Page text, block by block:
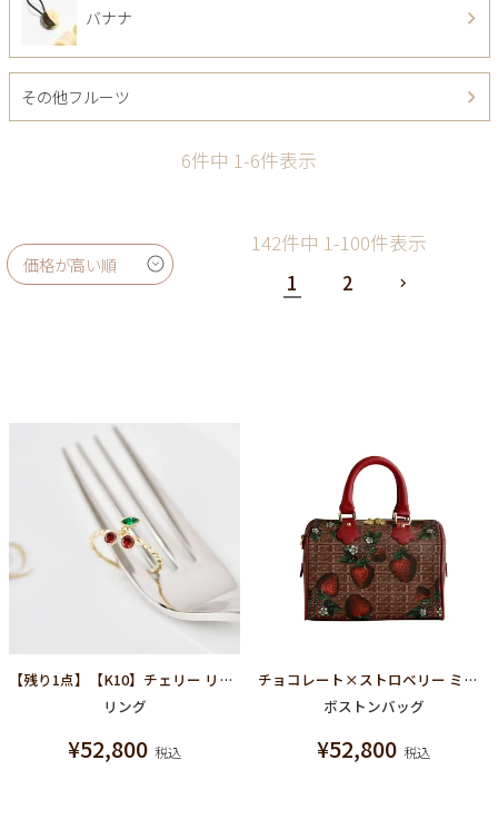
バナナ
その他フルーツ
6件中 1-6件表示
価格が高い順
142件中 1-100件表示
1
2
【残り1点】【K10】チェリー リング
リング
¥52,800 税込
チョコレート×ストロベリー ミニボストンバッグ
ボストンバッグ
¥52,800 税込